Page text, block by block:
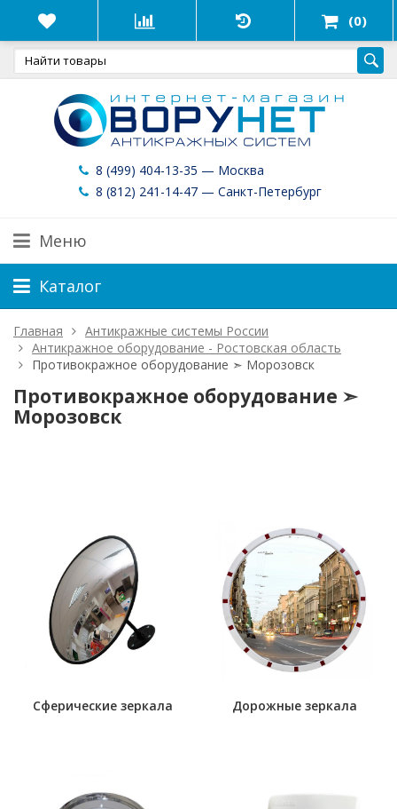
(0)
8 (499) 404-13-35 — Москва
8 (812) 241-14-47 — Санкт-Петербург
Меню
Каталог
Главная
Антикражные системы России
Антикражное оборудование - Ростовская область
Противокражное оборудование ➣ Морозовск
Противокражное оборудование ➣
Морозовск
Сферические зеркала Дорожные зеркала